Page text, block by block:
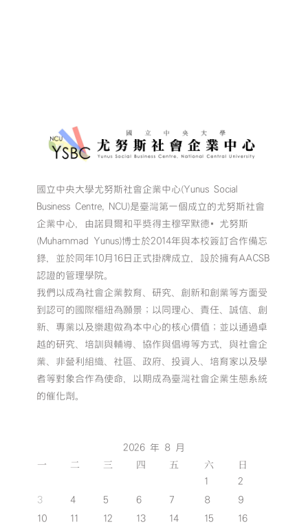
與
大
團
隊
奪
冠】
國立中央大學尤努斯社會企業中心(Yunus Social
Business Centre, NCU)是臺灣第一個成立的尤努斯社會
企業中心，由諾貝爾和平獎得主穆罕默德•尤努斯
(Muhammad Yunus)博士於2014年與本校簽訂合作備忘
錄，並於同年10月16日正式掛牌成立，設於擁有AACSB
認證的管理學院。
我們以成為社會企業教育、研究、創新和創業等方面受
到認可的國際樞紐為願景；以同理心、責任、誠信、創
新、專業以及樂趣做為本中心的核心價值；並以通過卓
越的研究、培訓與輔導、協作與倡導等方式，與社會企
業、非營利組織、社區、政府、投資人、培育家以及學
者等對象合作為使命，以期成為臺灣社會企業生態系統
的催化劑。
2026 年 8 月
一 二 三 四 五 六 日
1
2
3
4 5 6 7 8
9
10
11 12 13 14 15
16